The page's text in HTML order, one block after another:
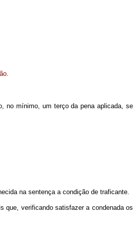
no mínimo, um terço da pena aplicada, se
na sentença a condição de traficante.
que, verificando satisfazer a condenada os